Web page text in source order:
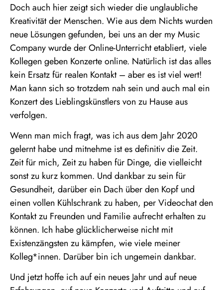
Doch auch hier zeigt sich wieder die unglaubliche
Kreativität der Menschen. Wie aus dem Nichts wurden
neue Lösungen gefunden, bei uns an der my Music
Company wurde der Online-Unterricht etabliert, viele
Kollegen geben Konzerte online. Natürlich ist das alles
kein Ersatz für realen Kontakt – aber es ist viel wert!
Man kann sich so trotzdem nah sein und auch mal ein
Konzert des Lieblingskünstlers von zu Hause aus
verfolgen.
Wenn man mich fragt, was ich aus dem Jahr 2020
gelernt habe und mitnehme ist es definitiv die Zeit.
Zeit für mich, Zeit zu haben für Dinge, die vielleicht
sonst zu kurz kommen. Und dankbar zu sein für
Gesundheit, darüber ein Dach über den Kopf und
einen vollen Kühlschrank zu haben, per Videochat den
Kontakt zu Freunden und Familie aufrecht erhalten zu
können. Ich habe glücklicherweise nicht mit
Existenzängsten zu kämpfen, wie viele meiner
Kolleg*innen. Darüber bin ich ungemein dankbar.
Und jetzt hoffe ich auf ein neues Jahr und auf neue